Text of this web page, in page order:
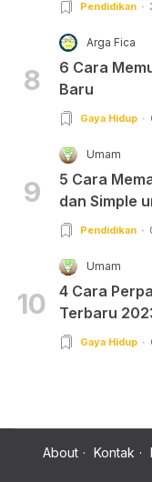
Pendidikan
8
Arga Fica
6 Cara
Baru
Gaya Hidup
9
Umam
5 Cara
dan Simple
Pendidikan
10
Umam
4 Cara
Terbaru
Gaya Hidup
About Kontak